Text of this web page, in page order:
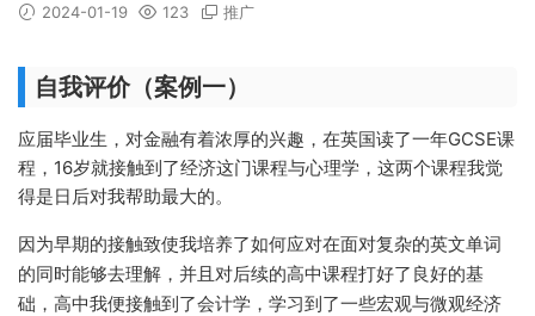
2024-01-19 123 推广
自我评价（案例一）
应届毕业生，对金融有着浓厚的兴趣，在英国读了一年GCSE课
程，16岁就接触到了经济这门课程与心理学，这两个课程我觉
得是日后对我帮助最大的。
因为早期的接触致使我培养了如何应对在面对复杂的英文单词
的同时能够去理解，并且对后续的高中课程打好了良好的基
础，高中我便接触到了会计学，学习到了一些宏观与微观经济